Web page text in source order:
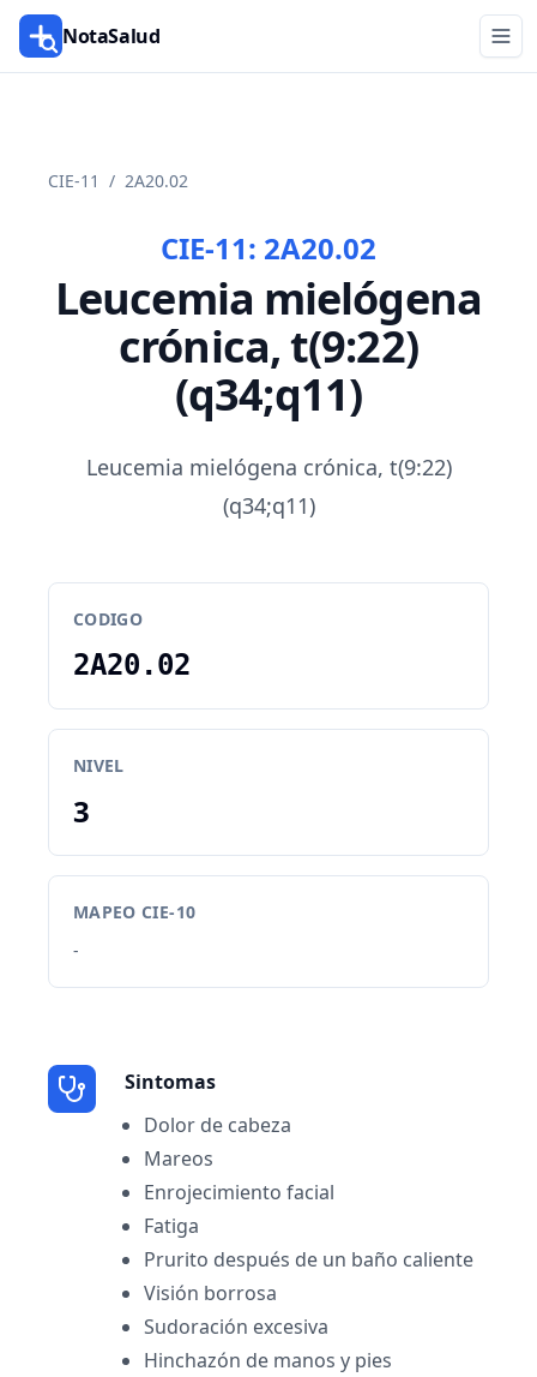
NotaSalud
CIE-11 / 2A20.02
CIE-11: 2A20.02
Leucemia mielógena
crónica, t(9:22)
(q34;q11)
Leucemia mielógena crónica, t(9:22)
(q34;q11)
CODIGO
2A20.02
NIVEL
3
MAPEO CIE-10
-
Sintomas
Dolor de cabeza
Mareos
Enrojecimiento facial
Fatiga
Prurito después de un baño caliente
Visión borrosa
Sudoración excesiva
Hinchazón de manos y pies